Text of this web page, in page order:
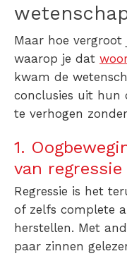
Maar hoe
waarop je dat
kwam de
conclusies uit hun
te verhogen
1.
van regressie
Regressie is het
of zelfs complete
herstellen. Met
paar zinnen